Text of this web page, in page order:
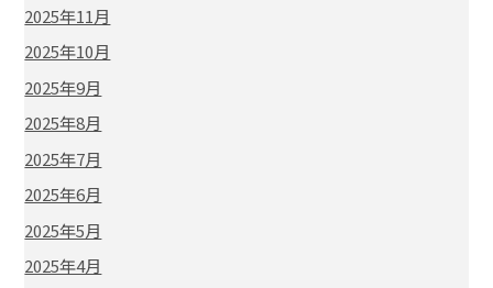
2025年11月
2025年10月
2025年9月
2025年8月
2025年7月
2025年6月
2025年5月
2025年4月